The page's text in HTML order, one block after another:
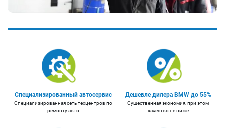
Специализированный автосервис
Специализированная сеть техцентров по
ремонту авто
Дешевле дилера BMW до 55%
Существенная экономия, при этом
качество не ниже